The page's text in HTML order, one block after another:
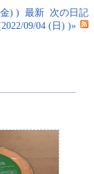
) ) 最新 次の日記
09/04 (日) )»